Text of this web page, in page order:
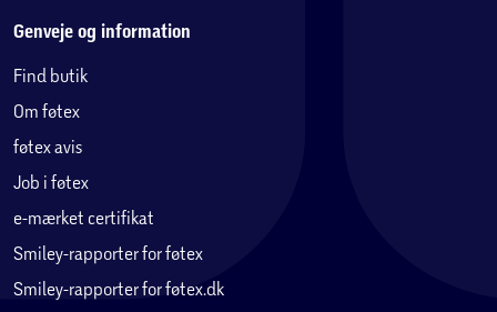
Genveje og information
Find butik
Om føtex
føtex avis
Job i føtex
e-mærket certifikat
Smiley-rapporter for føtex
Smiley-rapporter for føtex.dk